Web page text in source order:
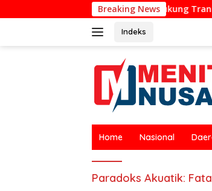
ke
Breaking News
Ketua DPRD Ende Dukung Transformasi
Indeks
Home Nasional
Paradoks Akuatik: